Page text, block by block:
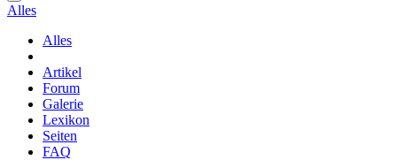
Alles
Alles
Artikel
Forum
Galerie
Lexikon
Seiten
FAQ